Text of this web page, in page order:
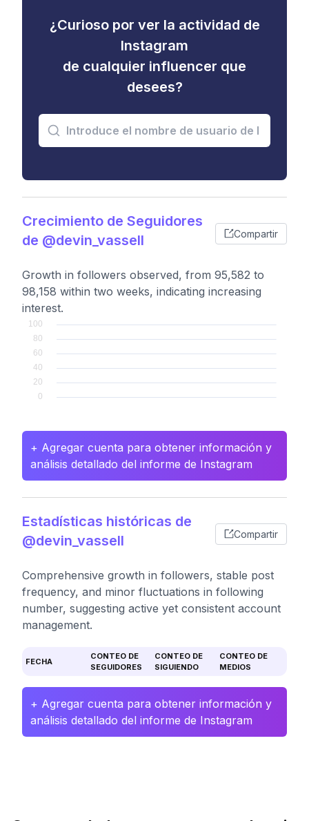
¿Curioso por ver la actividad de
Instagram
de cualquier influencer que
desees?
Crecimiento de Seguidores
de @devin_vassell
Compartir
Growth in followers observed, from 95,582 to
98,158 within two weeks, indicating increasing
interest.
+ Agregar cuenta para obtener información y
análisis detallado del informe de Instagram
Estadísticas históricas de
@devin_vassell
Compartir
Comprehensive growth in followers, stable post
frequency, and minor fluctuations in following
number, suggesting active yet consistent account
management.
FECHA
CONTEO DE
SEGUIDORES
CONTEO DE
SIGUIENDO
CONTEO DE
MEDIOS
+ Agregar cuenta para obtener información y
análisis detallado del informe de Instagram